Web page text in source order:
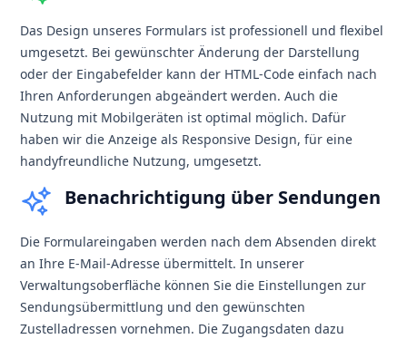
Das Design unseres Formulars ist professionell und flexibel
umgesetzt. Bei gewünschter Änderung der Darstellung
oder der Eingabefelder kann der HTML-Code einfach nach
Ihren Anforderungen abgeändert werden. Auch die
Nutzung mit Mobilgeräten ist optimal möglich. Dafür
haben wir die Anzeige als Responsive Design, für eine
handyfreundliche Nutzung, umgesetzt.
Benachrichtigung über Sendungen
Die Formulareingaben werden nach dem Absenden direkt
an Ihre E-Mail-Adresse übermittelt. In unserer
Verwaltungsoberfläche können Sie die Einstellungen zur
Sendungsübermittlung und den gewünschten
Zustelladressen vornehmen. Die Zugangsdaten dazu